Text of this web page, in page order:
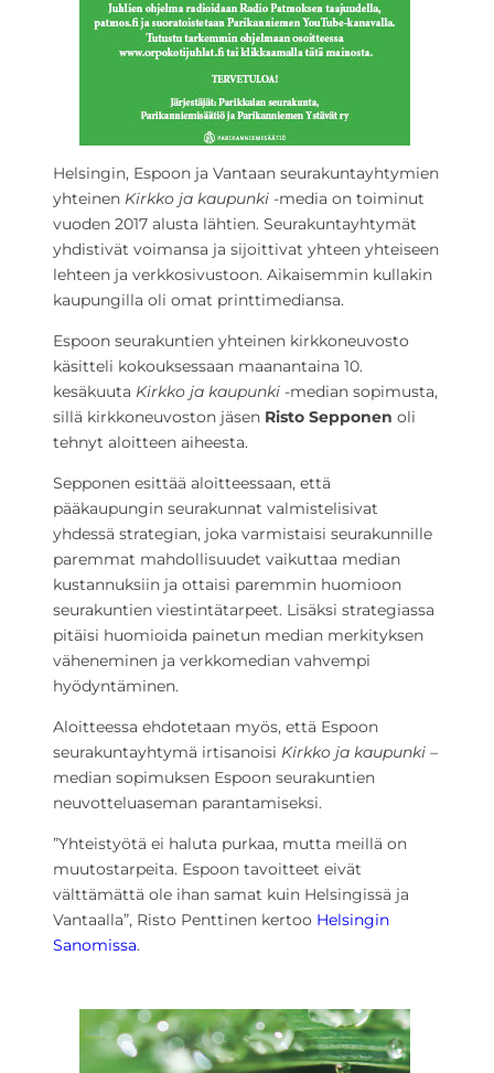
Helsingin, Espoon ja Vantaan seurakuntayhtymien
yhteinen Kirkko ja kaupunki -media on toiminut
vuoden 2017 alusta lähtien. Seurakuntayhtymät
yhdistivät voimansa ja sijoittivat yhteen yhteiseen
lehteen ja verkkosivustoon. Aikaisemmin kullakin
kaupungilla oli omat printtimediansa.
Espoon seurakuntien yhteinen kirkkoneuvosto
käsitteli kokouksessaan maanantaina 10.
kesäkuuta Kirkko ja kaupunki -median sopimusta,
sillä kirkkoneuvoston jäsen Risto Sepponen oli
tehnyt aloitteen aiheesta.
Sepponen esittää aloitteessaan, että
pääkaupungin seurakunnat valmistelisivat
yhdessä strategian, joka varmistaisi seurakunnille
paremmat mahdollisuudet vaikuttaa median
kustannuksiin ja ottaisi paremmin huomioon
seurakuntien viestintätarpeet. Lisäksi strategiassa
pitäisi huomioida painetun median merkityksen
väheneminen ja verkkomedian vahvempi
hyödyntäminen.
Aloitteessa ehdotetaan myös, että Espoon
seurakuntayhtymä irtisanoisi Kirkko ja kaupunki –
median sopimuksen Espoon seurakuntien
neuvotteluaseman parantamiseksi.
”Yhteistyötä ei haluta purkaa, mutta meillä on
muutostarpeita. Espoon tavoitteet eivät
välttämättä ole ihan samat kuin Helsingissä ja
Vantaalla”, Risto Penttinen kertoo Helsingin
Sanomissa.